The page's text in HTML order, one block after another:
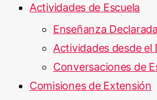
Actividades de Escuela
Enseñanza Declarada
Actividades desde el
Conversaciones de
Comisiones de Extensión